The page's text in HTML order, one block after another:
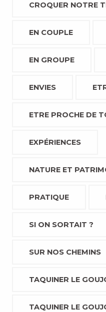
CROQUER NOTRE
EN COUPLE
EN GROUPE
ENVIES
ETRE PROCHE DE
EXPÉRIENCES
NATURE ET
PRATIQUE
SI ON SORTAIT ?
SUR NOS CHEMINS
TAQUINER LE
TAQUINER LE